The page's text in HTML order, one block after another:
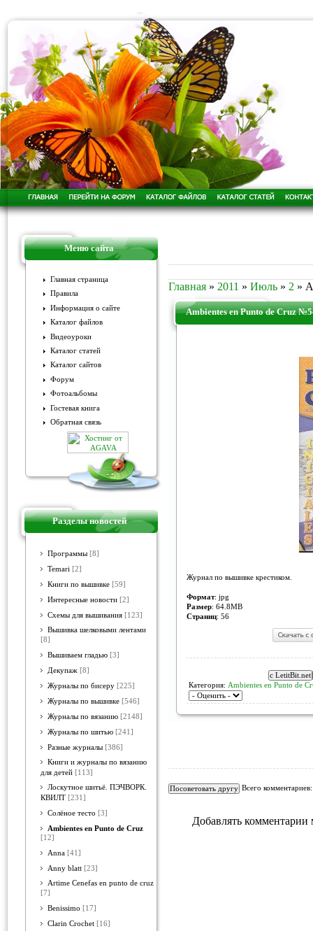
Меню сайта
Главная страница
Правила
Информация о сайте
Каталог файлов
Видеоуроки
Каталог статей
Каталог сайтов
Форум
Фотоальбомы
Гостевая книга
Обратная связь
Разделы новостей
Программы [8]
Temari [2]
Книги по вышивке [59]
Интересные новости [2]
Схемы для вышивания [123]
Вышивка шелковыми лентами
[8]
Вышиваем гладью [3]
Декупаж [8]
Журналы по бисеру [225]
Журналы по вышивке [546]
Журналы по вязанию [2148]
Журналы по шитью [241]
Разные журналы [386]
Книги и журналы по вязанию
для детей [113]
Лоскутное шитьё. ПЭЧВОРК.
КВИЛТ [231]
Солёное тесто [3]
Ambientes en Punto de Cruz
[12]
Anna [41]
Anny blatt [23]
Artime Cenefas en punto de cruz
[7]
Benissimo [17]
Clarin Crochet [16]
Главная » 2011 » Июль » 2 »
Ambientes en Punto de Cruz
Журнал по вышивке крестиком.
Формат: jpg
Размер: 64.8MB
Страниц: 56
Категория: Ambientes en Punto de
Всего
Добавлять комментарии